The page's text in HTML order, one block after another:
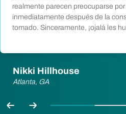
realmente parecen preocuparse
inmediatamente después de la
tomado. Sinceramente, ¡ojalá les
Nikki Hillhouse
Atlanta, GA
Previa Próxima